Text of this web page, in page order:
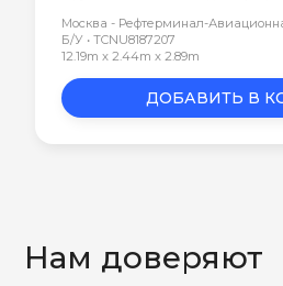
Москва - Рефтерминал-
Б/У • TCNU8187207
12.19m x 2.44m x 2.89m
ДОБАВИТЬ В
Нам доверяют